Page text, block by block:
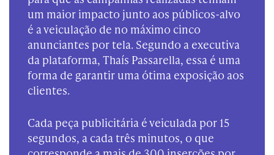
um maior impacto junto aos públicos-alvo
é a veiculação de no máximo cinco
anunciantes por tela. Segundo a executiva
da plataforma, Thaís Passarella, essa é uma
forma de garantir uma ótima exposição aos
clientes.
Cada peça publicitária é veiculada por 15
segundos, a cada três minutos, o que